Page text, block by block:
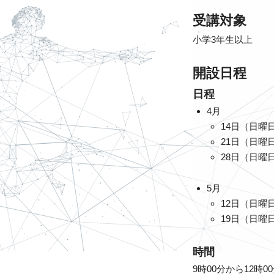
受講対象
小学3年生以上
開設日程
日程
4月
14日（日曜日
21日（日曜日
28日（日曜日
5月
12日（日曜日
19日（日曜日
時間
9時00分から12時